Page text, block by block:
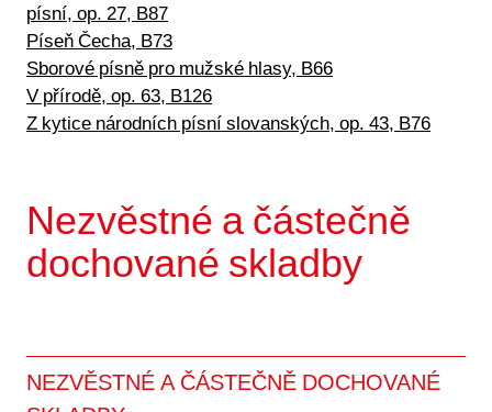
písní, op. 27, B87
Píseň Čecha, B73
Sborové písně pro mužské hlasy, B66
V přírodě, op. 63, B126
Z kytice národních písní slovanských, op. 43, B76
Nezvěstné a částečně
dochované skladby
NEZVĚSTNÉ A ČÁSTEČNĚ DOCHOVANÉ